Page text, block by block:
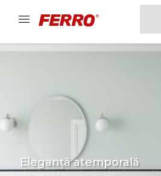
Eleganță atemporală